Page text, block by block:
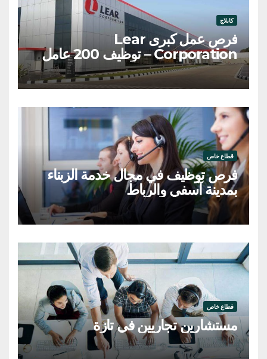
كابلاج
فرص عمل كبرى Lear
Corporation – توظيف 200 عامل
وعاملة
قطاع خاص
فرص توظيف في مجال خدمة الزبناء
بمدينة آسفي والرباط
قطاع خاص
مستشارين تجاريين في تازة